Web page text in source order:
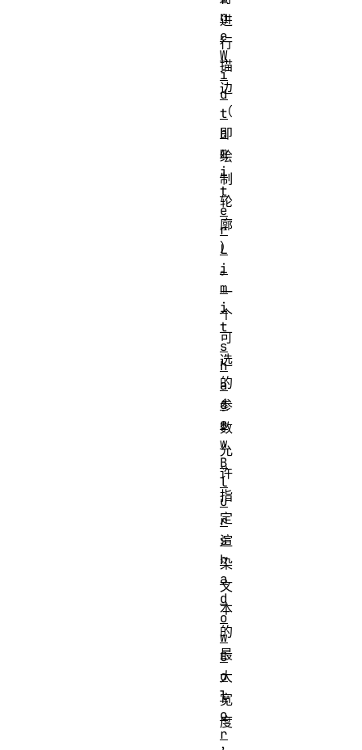
进
行
描
边
（
即
绘
制
轮
廓
）
。
一
个
可
选
的
参
数
允
许
指
定
渲
染
文
本
的
最
大
宽
度
，
n
e
W
i
d
t
h
m
i
t
e
r
L
i
m
i
t
s
h
a
d
o
w
B
l
u
r
s
h
a
d
o
w
C
o
l
o
r